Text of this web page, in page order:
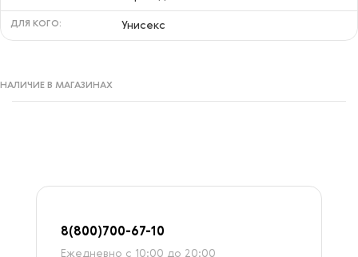
ДЛЯ КОГО: Унисекс
НАЛИЧИЕ В МАГАЗИНАХ
8(800)700-67-10
Ежедневно с 10:00 до 20:00